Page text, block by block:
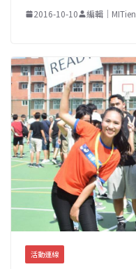
2016-10-10 編輯｜MITien
活動連線